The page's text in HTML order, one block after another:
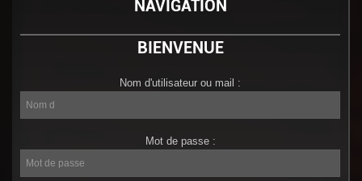
NAVIGATION
BIENVENUE
Nom d'utilisateur ou mail :
mail
:
Mot de passe :